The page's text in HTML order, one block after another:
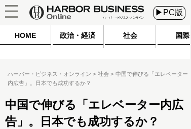
▶PC版
HOME 政治・経済 社会 国際
ハーバー・ビジネス・オンライン 社会
中国で伸びる「エレベーター
内広告」。日本でも成功するか？
中国で伸びる「エレベーター内広
告」。日本でも成功するか？